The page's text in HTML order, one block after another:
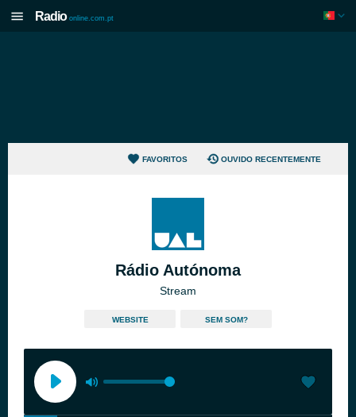
Radio online.com.pt
FAVORITOS OUVIDO RECENTEMENTE
Rádio Autónoma
Stream
WEBSITE SEM SOM?